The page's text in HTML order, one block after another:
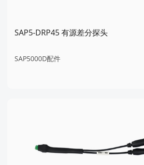
SAP5-DRP45 有源差分探头
SAP5000D配件